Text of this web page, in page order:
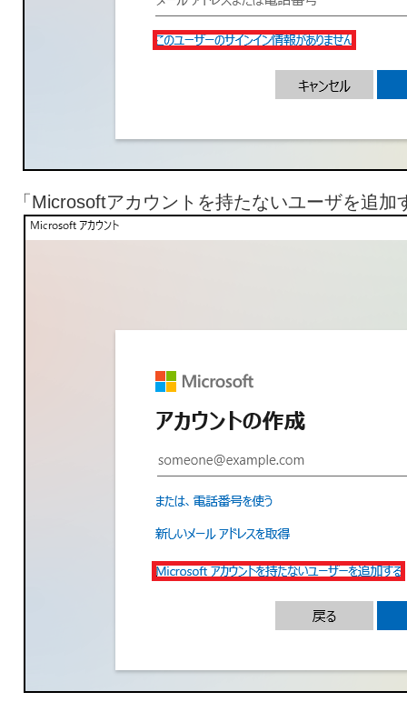
「Microsoftアカウントを持たないユーザを追